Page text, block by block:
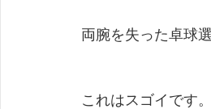
両腕を失った卓球
これはスゴイです。